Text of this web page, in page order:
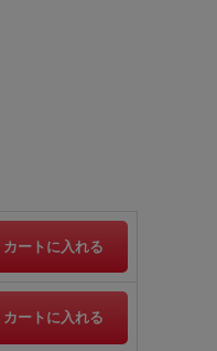
カートに入れる
カートに入れる